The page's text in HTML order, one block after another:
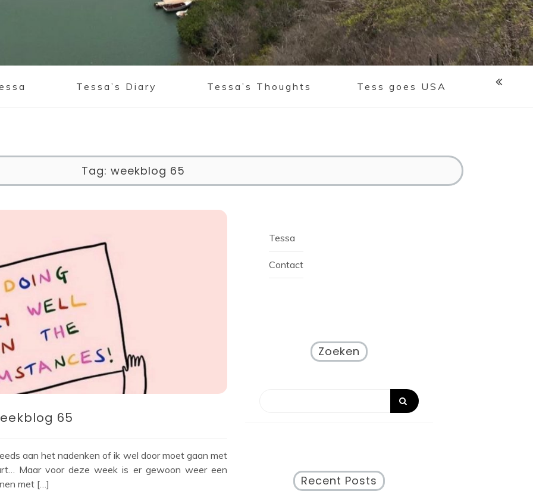
Tessa’s Diary Tessa’s Thoughts Tess goes USA
Tag: weekblog 65
65
aan het nadenken of ik wel door moet gaan met
Maar voor deze week is er gewoon weer een
met […]
Tessa
Contact
Zoeken
Recent Posts